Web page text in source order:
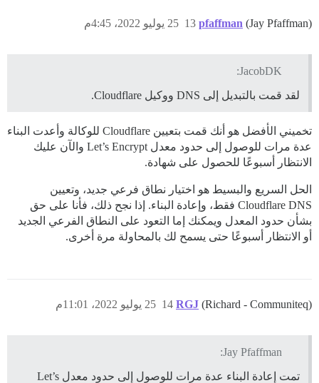
pfaffman (Jay Pfaffman) 25 يوليو 2022، 4:45م 13
JacobDK:
لقد قمت بالتبديل إلى DNS ووكيل Cloudflare.
تخميني الأفضل هو أنك قمت بتعيين Cloudflare للوكالة وأعدت البناء
عدة مرات للوصول إلى حدود معدل Let’s Encrypt والآن عليك
الانتظار أسبوعًا للحصول على شهادة.
الحل السريع والبسيط هو اختيار نطاق فرعي جديد، وتعيين
Cloudflare DNS فقط، وإعادة البناء. إذا نجح ذلك، فأنا على حق
بشأن حدود المعدل ويمكنك إما التعود على النطاق الفرعي الجديد
أو الانتظار أسبوعًا حتى يسمح لك بالمحاولة مرة أخرى.
RGJ (Richard - Communiteq) 25 يوليو 2022، 11:01م 14
Jay Pfaffman:
تمت إعادة البناء عدة مرات للوصول إلى حدود معدل Let’s